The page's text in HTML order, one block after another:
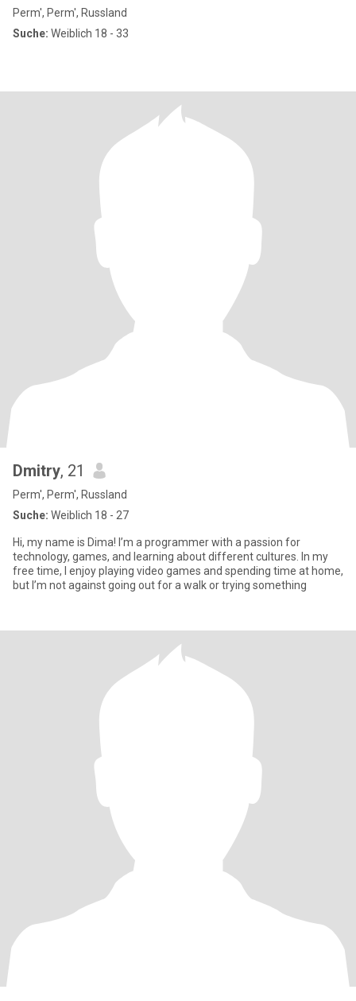
Perm', Perm', Russland
Suche: Weiblich 18 - 33
Dmitry, 21
Perm', Perm', Russland
Suche: Weiblich 18 - 27
Hi, my name is Dima! I’m a programmer with a passion for
technology, games, and learning about different cultures. In my
free time, I enjoy playing video games and spending time at home,
but I’m not against going out for a walk or trying something